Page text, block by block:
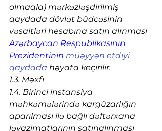
olmaqla) mərkəzləşdirilmiş
qaydada dövlət büdcəsinin
vəsaitləri hesabına satın alınması
Azərbaycan Respublikasının
Prezidentinin müəyyən etdiyi
qaydada həyata keçirilir.
1.3. Məxfi
1.4. Birinci instansiya
məhkəmələrində kargüzarlığın
aparılması ilə bağlı dəftərxana
ləvazimatlarının satınalınması